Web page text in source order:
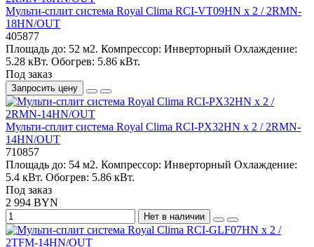
Мульти-сплит система Royal Clima RCI-VT09HN x 2 / 2RMN-
18HN/OUT
405877
Площадь до: 52 м2. Компрессор: Инверторный Охлаждение:
5.28 кВт. Обогрев: 5.86 кВт.
Под заказ
Запросить цену
Мульти-сплит система Royal Clima RCI-PX32HN x 2 / 2RMN-
14HN/OUT
710857
Площадь до: 54 м2. Компрессор: Инверторный Охлаждение:
5.4 кВт. Обогрев: 5.86 кВт.
Под заказ
2 994 BYN
Нет в наличии